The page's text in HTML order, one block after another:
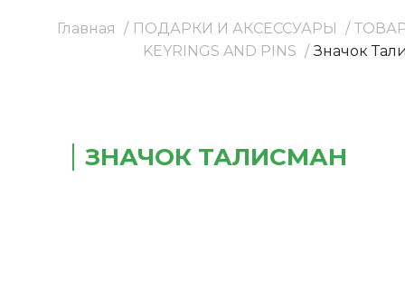
Главная ПОДАРКИ И АКСЕССУАРЫ
KEYRINGS AND PINS
Значок
ЗНАЧОК ТАЛИСМАН